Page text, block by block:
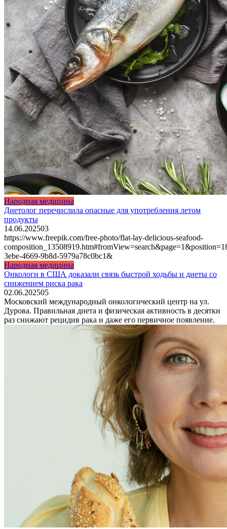
Народная медицина
Диетолог перечислила опасные для употребления летом
продукты
14.06.202503
https://www.freepik.com/free-photo/flat-lay-delicious-seafood-
3ebe-4669-9b8d-5979a78c0bc1&
Народная медицина
Онкологи в США доказали связь быстрой ходьбы и диеты со
снижением риска рака
02.06.202505
Московский международный онкологический центр на ул.
Дурова. Правильная диета и физическая активность в десятки
раз снижают рецидив рака и даже его первичное появление.